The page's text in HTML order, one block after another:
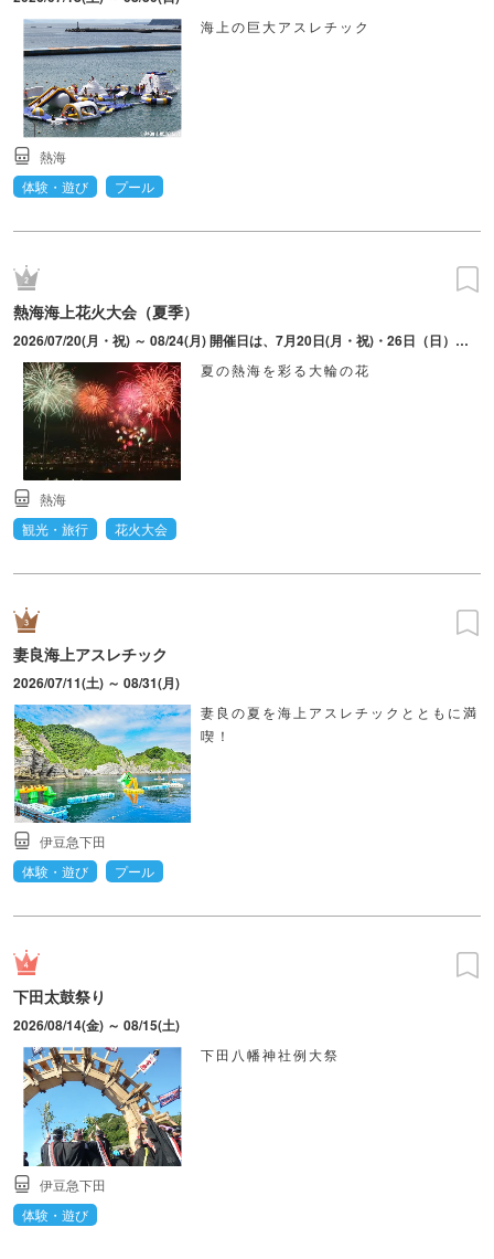
海上の巨大アスレチック
熱海
体験・遊び
プール
熱海海上花火大会（夏季）
2026/07/20(月・祝) ～ 08/24(月) 開催日は、7月20日(月・祝)・26日（日）、8月5日(水)・9日(日)・18日(火)・24日(月)。打上時間は変更となる場合あり。
夏の熱海を彩る大輪の花
熱海
観光・旅行
花火大会
妻良海上アスレチック
2026/07/11(土) ～ 08/31(月)
妻良の夏を海上アスレチックとともに満
喫！
伊豆急下田
体験・遊び
プール
下田太鼓祭り
2026/08/14(金) ～ 08/15(土)
下田八幡神社例大祭
伊豆急下田
体験・遊び